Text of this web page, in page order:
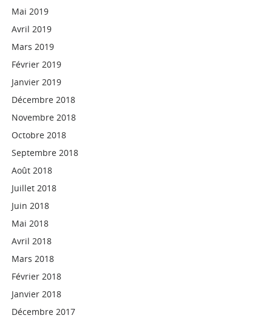
Mai 2019
Avril 2019
Mars 2019
Février 2019
Janvier 2019
Décembre 2018
Novembre 2018
Octobre 2018
Septembre 2018
Août 2018
Juillet 2018
Juin 2018
Mai 2018
Avril 2018
Mars 2018
Février 2018
Janvier 2018
Décembre 2017